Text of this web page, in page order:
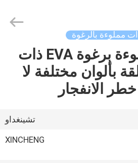
مملوءة بالرغوة
مصدات مملوءة برغوة EVA ذات
بألوان مختلفة لا
الانفجار
تشينغداو
XINCHENG